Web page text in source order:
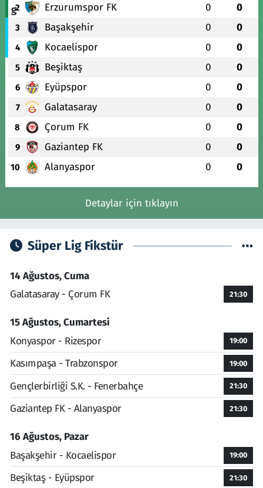
2 Erzurumspor FK 0 0
3 Başakşehir 0 0
4 Kocaelispor 0 0
5 Beşiktaş 0 0
6 Eyüpspor 0 0
7 Galatasaray 0 0
8 Çorum FK 0 0
9 Gaziantep FK 0 0
10 Alanyaspor 0 0
Detaylar için tıklayın
Süper Lig Fikstür
14 Ağustos, Cuma
Galatasaray - Çorum FK
21:30
15 Ağustos, Cumartesi
Konyaspor - Rizespor
19:00
Kasımpaşa - Trabzonspor 19:00
Gençlerbirliği S.K. - Fenerbahçe 21:30
Gaziantep FK - Alanyaspor 21:30
16 Ağustos, Pazar
Başakşehir - Kocaelispor
19:00
Beşiktaş - Eyüpspor 21:30